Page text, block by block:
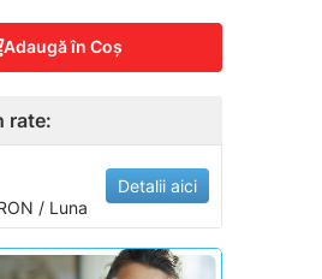
Adaugă în Coş
rate:
/ Luna
Detalii aici